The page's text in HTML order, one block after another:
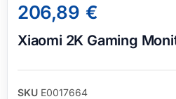
206,89 €
Xiaomi 2K Gaming
SKU E0017664